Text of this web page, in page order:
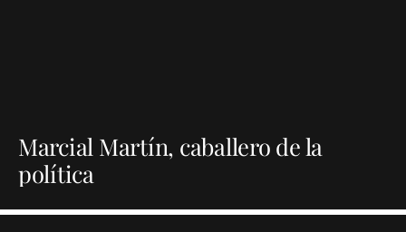
Marcial Martín, caballero de la
política